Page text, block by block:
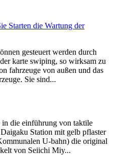
Starten die Wartung der
gesteuert werden durch
karte swiping, so wirksam zu
fahrzeuge von außen und das
Sie sind...
in die einführung von taktile
Station mit gelb pflaster
U-bahn) die original
von Seiichi Miy...